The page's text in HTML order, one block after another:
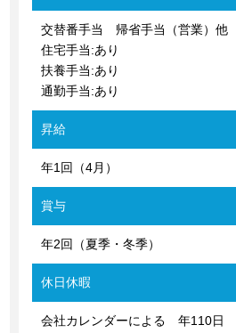
交替番手当 帰省手当（営業）他
住宅手当:あり
扶養手当:あり
通勤手当:あり
昇給
年1回（4月）
賞与
年2回（夏季・冬季）
休日休暇
会社カレンダーによる 年110日